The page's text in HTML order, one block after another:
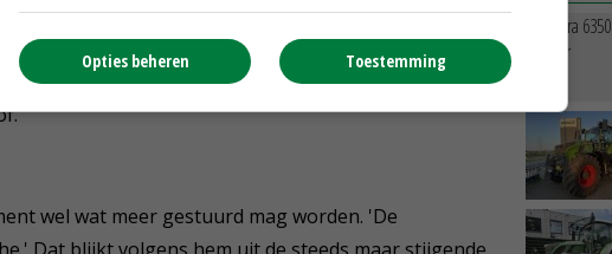
Leuven, schetste de tegenstellingen tussen
milieu. Zo is de Nederlandse land- en tuinbouw
Maar op de locatie waar geproduceerd wordt, zijn
wel wat meer gestuurd mag worden. 'De
Toestemming
Opties beheren